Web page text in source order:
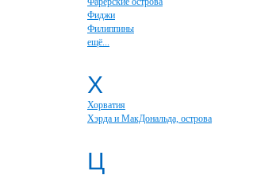
Фиджи
Филиппины
ещё...
Х
Хорватия
Хэрда и МакДональда, острова
Ц